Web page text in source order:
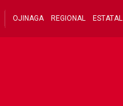
OJINAGA REGIONAL ESTATAL